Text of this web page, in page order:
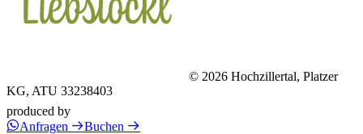
© 2026 Hochzillertal, Platzer
KG, ATU 33238403
produced by
Anfragen
Buchen